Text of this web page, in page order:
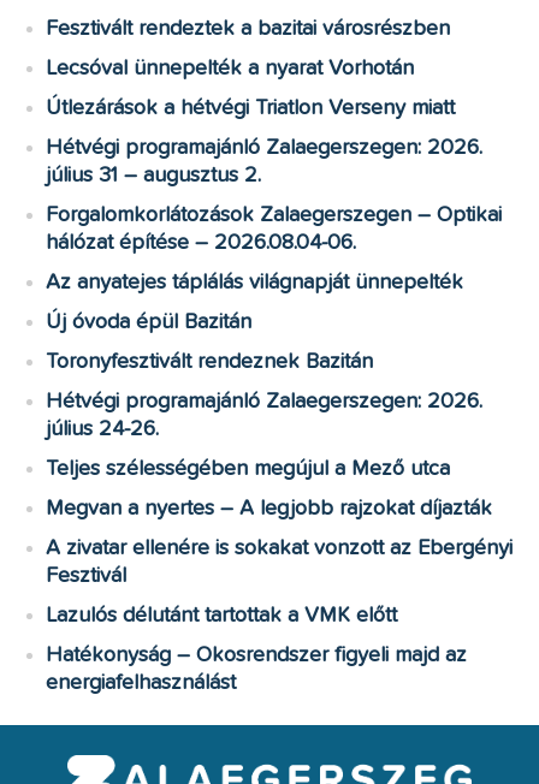
Fesztivált rendeztek a bazitai városrészben
Lecsóval ünnepelték a nyarat Vorhotán
Útlezárások a hétvégi Triatlon Verseny miatt
Hétvégi programajánló Zalaegerszegen: 2026.
július 31 – augusztus 2.
Forgalomkorlátozások Zalaegerszegen – Optikai
hálózat építése – 2026.08.04-06.
Az anyatejes táplálás világnapját ünnepelték
Új óvoda épül Bazitán
Toronyfesztivált rendeznek Bazitán
Hétvégi programajánló Zalaegerszegen: 2026.
július 24-26.
Teljes szélességében megújul a Mező utca
Megvan a nyertes – A legjobb rajzokat díjazták
A zivatar ellenére is sokakat vonzott az Ebergényi
Fesztivál
Lazulós délutánt tartottak a VMK előtt
Hatékonyság – Okosrendszer figyeli majd az
energiafelhasználást